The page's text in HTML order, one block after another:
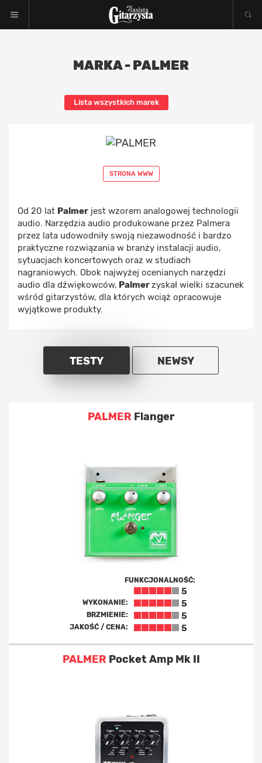
MARKA - PALMER
Lista wszystkich marek
STRONA WWW
Od 20 lat Palmer jest wzorem analogowej technologii
audio. Narzędzia audio produkowane przez Palmera
przez lata udowodniły swoją niezawodność i bardzo
praktyczne rozwiązania w branży instalacji audio,
sytuacjach koncertowych oraz w studiach
nagraniowych. Obok najwyżej ocenianych narzędzi
audio dla dźwiękowców, Palmerzyskał wielki szacunek
wśród gitarzystów, dla których wciąż opracowuje
wyjątkowe produkty.
TESTY NEWSY
PALMER Flanger
FUNKCJONALNOŚĆ:
5
WYKONANIE: 5
BRZMIENIE: 5
JAKOŚĆ / CENA: 5
PALMER Pocket Amp Mk II